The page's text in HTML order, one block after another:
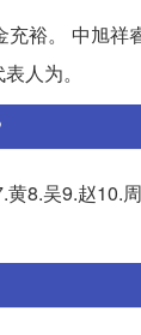
充裕。 中旭
人为。
黄8.吴9.赵10.